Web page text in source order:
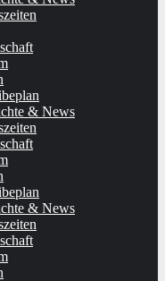
& News
& News